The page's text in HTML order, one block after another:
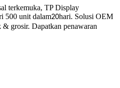
terkemuka, TP Display
500 unit dalam20hari. Solusi OEM
grosir. Dapatkan penawaran